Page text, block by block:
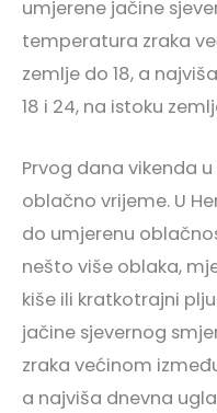
umjerene jačine
temperatura zraka
zemlje do 18, a
18 i 24, na istoku
Prvog dana vikenda
oblačno vrijeme. U
do umjerenu
nešto više oblaka,
kiše ili kratkotrajni
jačine sjevernog
zraka većinom
a najviša dnevna